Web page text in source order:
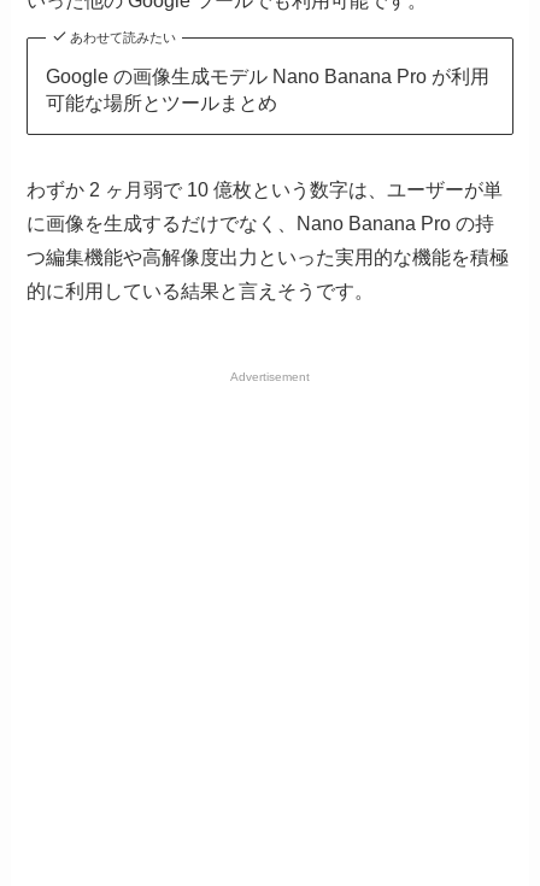
あわせて読みたい
Google の画像生成モデル Nano Banana Pro が利用
可能な場所とツールまとめ
わずか 2 ヶ月弱で 10 億枚という数字は、ユーザーが単
に画像を生成するだけでなく、Nano Banana Pro の持
つ編集機能や高解像度出力といった実用的な機能を積極
的に利用している結果と言えそうです。
Advertisement